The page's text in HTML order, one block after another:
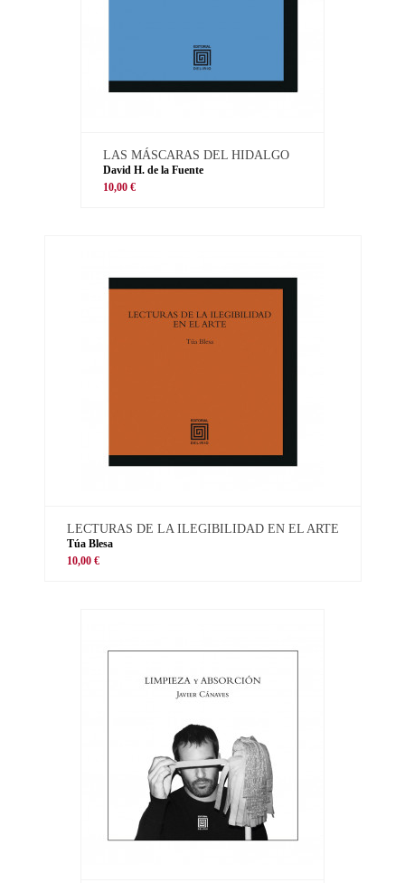
LAS MÁSCARAS DEL HIDALGO
David H. de la Fuente
10,00 €
LECTURAS DE LA ILEGIBILIDAD EN EL ARTE
Túa Blesa
10,00 €